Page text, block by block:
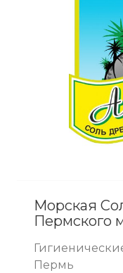
Морская
Пермского
Пермь